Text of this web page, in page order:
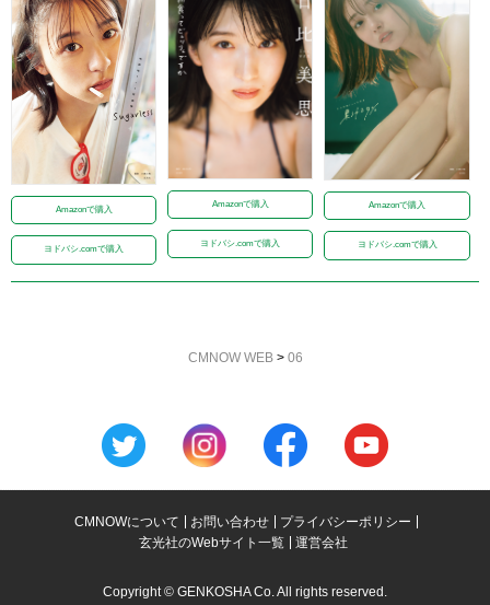
Amazonで購入
ヨドバシ.comで購入
Amazonで購入
ヨドバシ.comで購入
Amazonで購入
ヨドバシ.comで購入
CMNOW WEB> 06
CMNOWについて お問い合わせ
プライバシーポリシー
玄光社のWebサイト一覧
運営会社
Copyright © GENKOSHA Co. All rights reserved.